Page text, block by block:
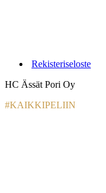
Rekisteriseloste
HC Ässät Pori Oy
#KAIKKIPELIIN